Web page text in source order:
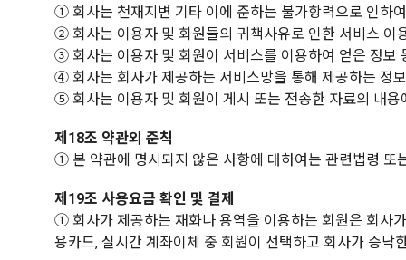
① 회사는 천재지변 기타 이에 준하는 불가항력으로 인하
② 회사는 이용자 및 회원들의 귀책사유로 인한 서비스 이
③ 회사는 이용자 및 회원이 서비스를 이용하여 얻은 정보
④ 회사는 회사가 제공하는 서비스망을 통해 제공하는 정
⑤ 회사는 이용자 및 회원이 게시 또는 전송한 자료의 내
제18조 약관외 준칙
① 본 약관에 명시되지 않은 사항에 대하여는 관련법령 또
제19조 사용요금 확인 및 결제
① 회사가 제공하는 재화나 용역을 이용하는 회원은 회사
용카드, 실시간 계좌이체 중 회원이 선택하고 회사가 승